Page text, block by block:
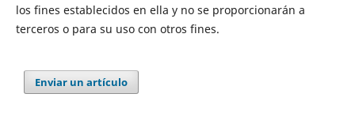
los fines establecidos en ella y no se proporcionarán a
terceros o para su uso con otros fines.
Enviar un artículo